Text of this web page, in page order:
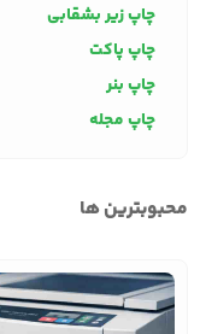
چاپ زیر بشقابی
چاپ پاکت
چاپ بنر
چاپ مجله
محبوبترین ها